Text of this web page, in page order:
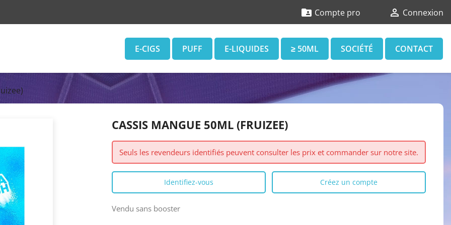
 Compte pro  Connexion
E-CIGS PUFF E-LIQUIDES ≥ 50ML SOCIÉTÉ CONTACT
CASSIS MANGUE 50ML (FRUIZEE)
Seuls les revendeurs identifiés peuvent consulter les prix et commander sur notre site.
Identifiez-vous Créez un compte
Vendu sans booster